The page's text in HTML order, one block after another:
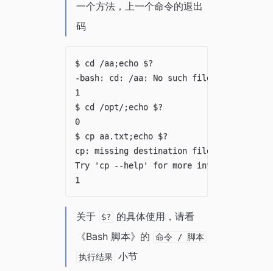
一个方法，上一个命令的退出
码
$ cd /aa;echo $?
-bash: cd: /aa: No such file or
1
$ cd /opt/;echo $?
0
$ cp aa.txt;echo $?
cp: missing destination file operand
Try 'cp --help' for more information.
关于 $?
的具体使用，请看
《Bash 脚本》的
命令 / 脚本
执行结果 小节